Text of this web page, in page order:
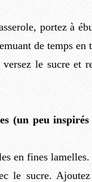
portez à
de temps en
le sucre et
(un peu
en fines lamelles.
le sucre.